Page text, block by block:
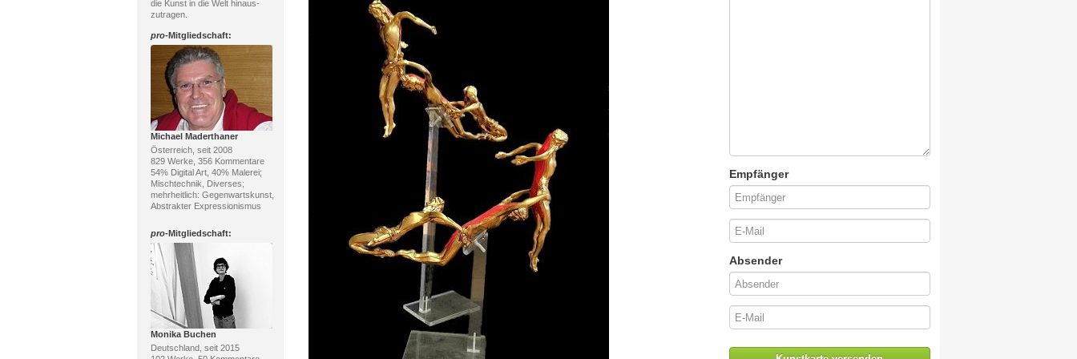
die Kunst in die Welt hinaus-
zutragen.
pro-Mitgliedschaft:
Michael Maderthaner
Österreich, seit 2008
829 Werke, 356 Kommentare
54% Digital Art, 40% Malerei;
Mischtechnik, Diverses;
mehrheitlich: Gegenwartskunst,
Abstrakter Expressionismus
pro-Mitgliedschaft:
Monika Buchen
Deutschland, seit 2015
Empfänger
Absender